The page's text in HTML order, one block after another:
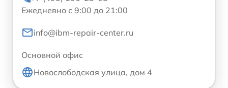
Ежедневно с 9:00 до 21:00
info@ibm-repair-center.ru
Основной офис
Новослободская улица, дом 4